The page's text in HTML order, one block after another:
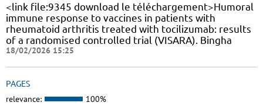
<link file:9345 download le téléchargement>Humoral
immune response to vaccines in patients with
rheumatoid arthritis treated with tocilizumab: results
of a randomised controlled trial (VISARA). Bingha
18/02/2026 15:25
PAGES
relevance: 100%